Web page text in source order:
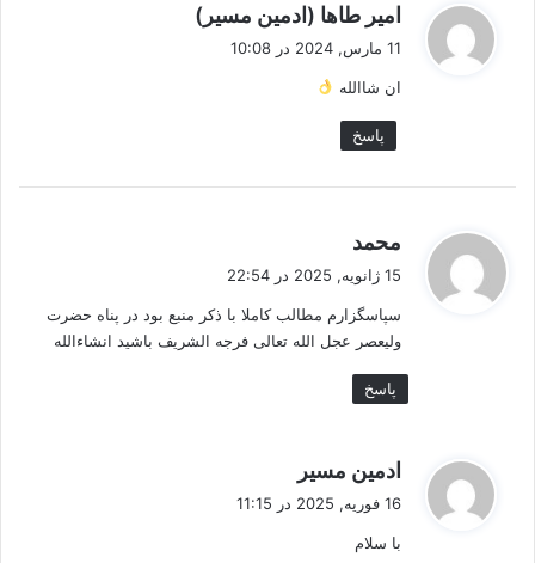
امیر طاها (ادمین مسیر)
11 مارس, 2024 در 10:08
ان شاالله
پاسخ
محمد
ت
:
15 ژانویه, 2025 در 22:54
سپاسگزارم مطالب کاملا با ذکر منبع بود در پناه حضرت
ولیعصر عجل الله تعالی فرجه الشریف باشید انشاءالله
پاسخ
ادمین مسیر
16 فوریه, 2025 در 11:15
با سلام